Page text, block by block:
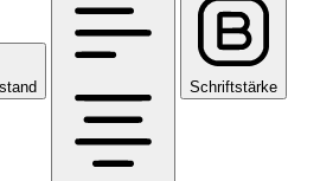
Schriftstärke